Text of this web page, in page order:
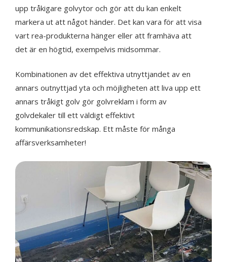
upp tråkigare golvytor och gör att du kan enkelt
markera ut att något händer. Det kan vara för att visa
vart rea-produkterna hänger eller att framhäva att
det är en högtid, exempelvis midsommar.
Kombinationen av det effektiva utnyttjandet av en
annars outnyttjad yta och möjligheten att liva upp ett
annars tråkigt golv gör golvreklam i form av
golvdekaler till ett väldigt effektivt
kommunikationsredskap. Ett måste för många
affärsverksamheter!